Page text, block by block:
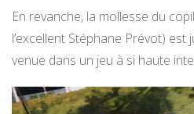
En revanche, la mollesse du
l’excellent Stéphane Prévot)
venue dans un jeu à si haute